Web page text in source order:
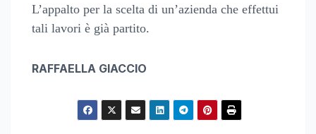
L’appalto per la scelta di un’azienda che effettui
tali lavori è già partito.
RAFFAELLA GIACCIO